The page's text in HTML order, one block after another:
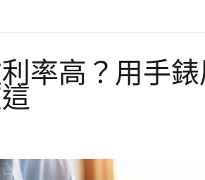
率高？用手